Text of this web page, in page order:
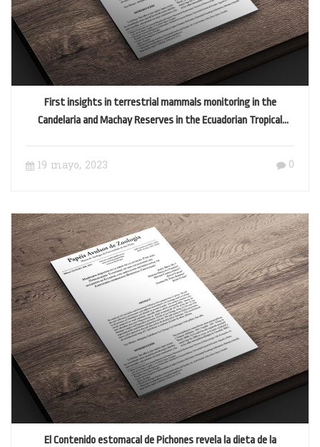
First insights in terrestrial mammals monitoring in the
Candelaria and Machay Reserves in the Ecuadorian Tropical
19 mayo, 2023 0
El Contenido estomacal de Pichones revela la dieta de la